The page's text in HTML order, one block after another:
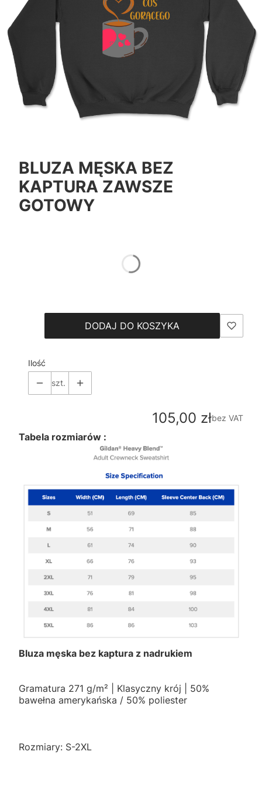
BLUZA MĘSKA BEZ
KAPTURA ZAWSZE
GOTOWY
DODAJ DO KOSZYKA
Ilość
szt.
Cena
105,00 złbez VAT
Tabela rozmiarów :
Bluza męska bez kaptura z nadrukiem
Gramatura 271 g/m² | Klasyczny krój | 50%
bawełna amerykańska / 50% poliester
Rozmiary: S-2XL